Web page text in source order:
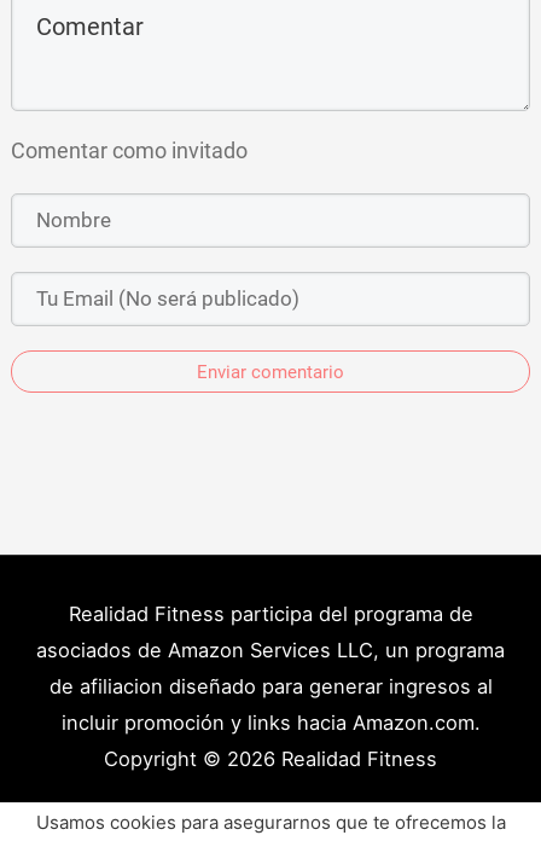
Comentar como invitado
Enviar comentario
Realidad Fitness participa del programa de
asociados de Amazon Services LLC, un programa
de afiliacion diseñado para generar ingresos al
incluir promoción y links hacia Amazon.com.
Copyright © 2026 Realidad Fitness
Políticas de Privacidad – Términos y Condiciones
Usamos cookies para asegurarnos que te ofrecemos la